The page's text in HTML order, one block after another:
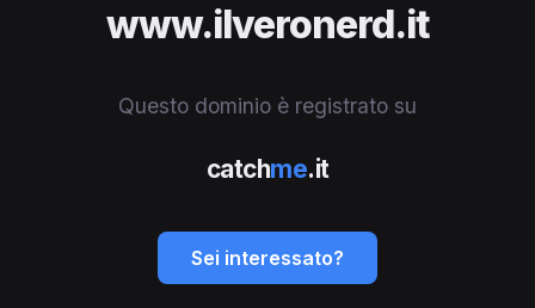
www.ilveronerd.it
Questo dominio è registrato su
catchme.it
Sei interessato?